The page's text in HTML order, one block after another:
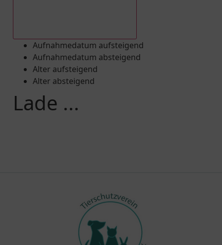
Aufnahmedatum aufsteigend
Aufnahmedatum absteigend
Alter aufsteigend
Alter absteigend
Lade ...